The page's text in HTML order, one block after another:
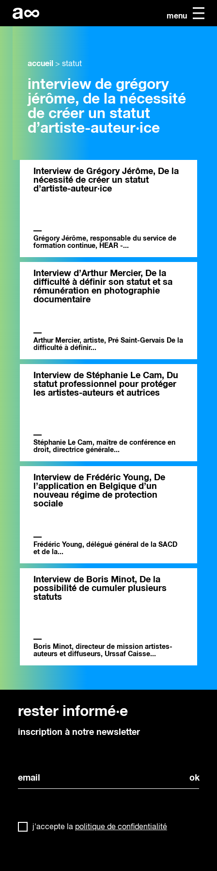
menu
accueil > statut
interview de grégory
jérôme, de la nécessité
de créer un statut
d’artiste-auteur·ice
Interview de Grégory Jérôme, De la
nécessité de créer un statut
d’artiste-auteur·ice
Grégory Jérôme, responsable du service de
formation continue, HEAR -...
Interview d’Arthur Mercier, De la
difficulté à définir son statut et sa
rémunération en photographie
documentaire
Arthur Mercier, artiste, Pré Saint-Gervais De la
difficulté à définir...
Interview de Stéphanie Le Cam, Du
statut professionnel pour protéger
les artistes-auteurs et autrices
Stéphanie Le Cam, maître de conférence en
droit, directrice générale...
Interview de Frédéric Young, De
l’application en Belgique d’un
nouveau régime de protection
sociale
Frédéric Young, délégué général de la SACD
et de la...
Interview de Boris Minot, De la
possibilité de cumuler plusieurs
statuts
Boris Minot, directeur de mission artistes-
auteurs et diffuseurs, Urssaf Caisse...
rester informé·e
inscription à notre newsletter
j'accepte la politique de confidentialité